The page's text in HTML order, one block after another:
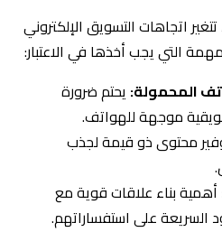
اتجاهات التسويق الإلكتروني
التي يجب أخذها في الاعتبار:
المحمولة: يحتم ضرورة
موجهة للهواتف.
محتوى ذو قيمة لجذب
أهمية بناء علاقات قوية مع
السريعة على استفساراتهم.